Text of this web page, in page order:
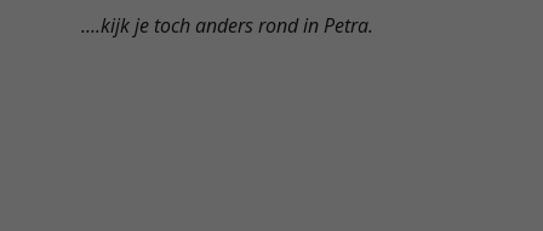
….kijk je toch anders rond in Petra.